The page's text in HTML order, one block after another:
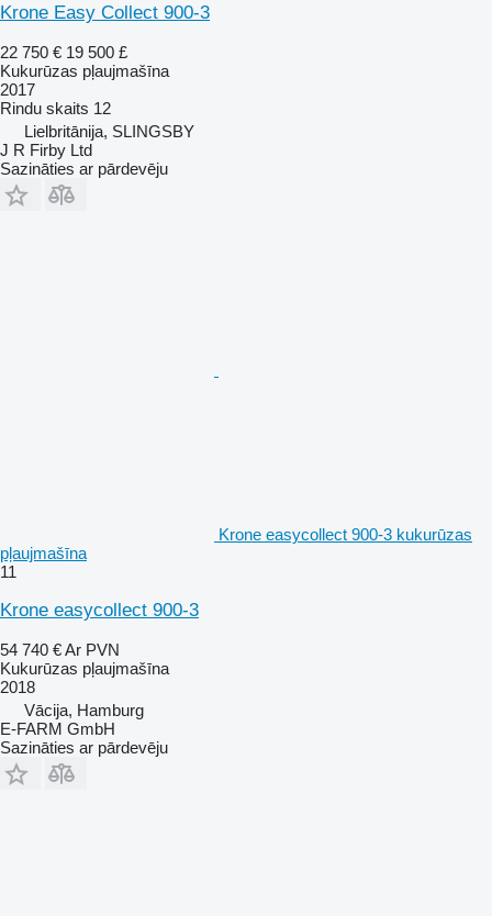
Krone Easy Collect 900-3
22 750 € 19 500 £
Kukurūzas pļaujmašīna
2017
Rindu skaits 12
Lielbritānija, SLINGSBY
J R Firby Ltd
Sazināties ar pārdevēju
Krone easycollect 900-3 kukurūzas
pļaujmašīna
11
Krone easycollect 900-3
54 740 €Ar PVN
Kukurūzas pļaujmašīna
2018
Vācija, Hamburg
E-FARM GmbH
Sazināties ar pārdevēju